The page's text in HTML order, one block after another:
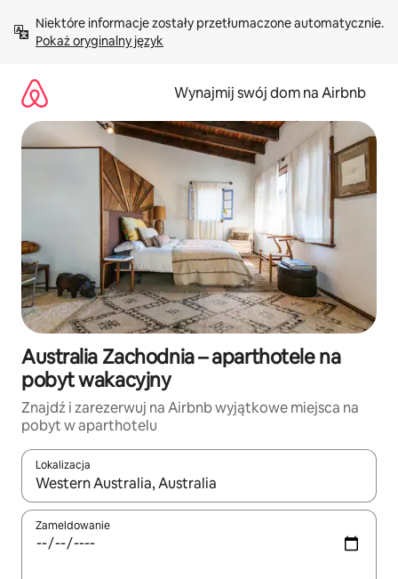
treści Pokaż oryginalny język
Wynajmij swój dom na Airbnb
Australia Zachodnia – aparthotele na
pobyt wakacyjny
Znajdź i zarezerwuj na Airbnb wyjątkowe miejsca na
pobyt w aparthotelu
Lokalizacja
Gdy wyniki będą dostępne, możesz poruszać się po nich za
Zameldowanie